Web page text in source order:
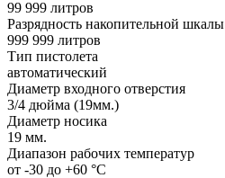
99 999 литров
Разрядность накопительной шкалы
999 999 литров
Тип пистолета
автоматический
Диаметр входного отверстия
3/4 дюйма (19мм.)
Диаметр носика
19 мм.
Диапазон рабочих температур
от -30 до +60 °С